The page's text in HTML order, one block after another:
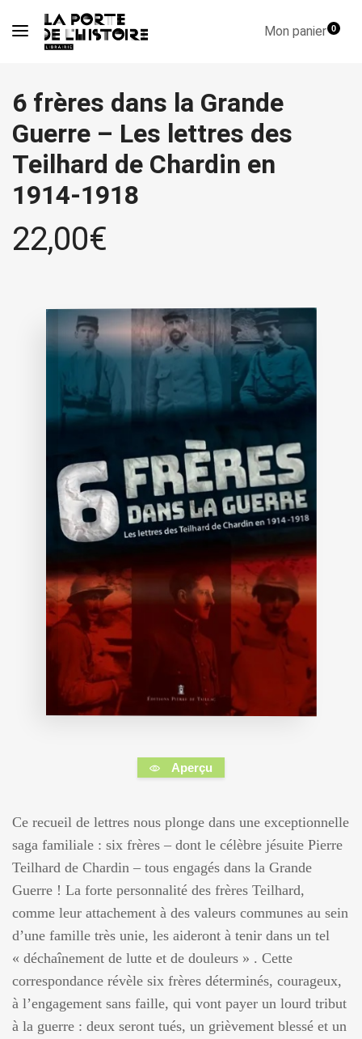
Mon panier0
6 frères dans la Grande
Guerre – Les lettres des
Teilhard de Chardin en
1914-1918
22,00€
Aperçu
Ce recueil de lettres nous plonge dans une exceptionnelle
saga familiale : six frères – dont le célèbre jésuite Pierre
Teilhard de Chardin – tous engagés dans la Grande
Guerre ! La forte personnalité des frères Teilhard,
comme leur attachement à des valeurs communes au sein
d’une famille très unie, les aideront à tenir dans un tel
« déchaînement de lutte et de douleurs » . Cette
correspondance révèle six frères déterminés, courageux,
à l’engagement sans faille, qui vont payer un lourd tribut
à la guerre : deux seront tués, un grièvement blessé et un